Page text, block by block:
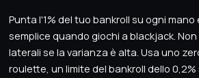
Punta l'1% del tuo bankroll su ogni
semplice quando giochi a blackjack.
laterali se la varianza è alta. Usa uno
roulette, un limite del bankroll dello